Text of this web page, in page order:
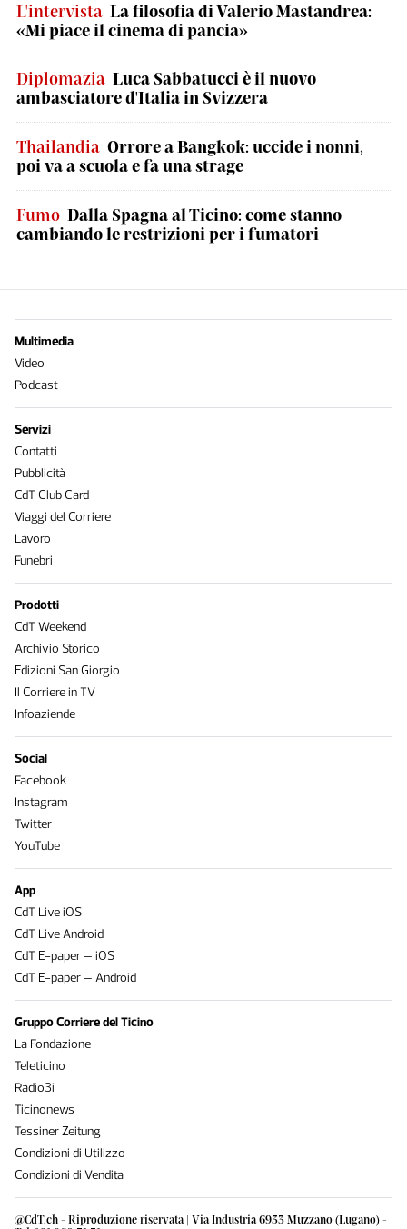
L'intervista La filosofia di Valerio Mastandrea:
«Mi piace il cinema di pancia»
Diplomazia Luca Sabbatucci è il nuovo
ambasciatore d'Italia in Svizzera
Thailandia Orrore a Bangkok: uccide i nonni,
poi va a scuola e fa una strage
Fumo Dalla Spagna al Ticino: come stanno
cambiando le restrizioni per i fumatori
@CdT.ch - Riproduzione riservata | Via Industria 6933 Muzzano (Lugano) -
Multimedia
Video
Podcast
Servizi
Contatti
Pubblicità
CdT Club Card
Viaggi del Corriere
Lavoro
Funebri
Prodotti
CdT Weekend
Archivio Storico
Edizioni San Giorgio
Il Corriere in TV
Infoaziende
Social
Facebook
Instagram
Twitter
YouTube
App
CdT Live iOS
CdT Live Android
CdT E-paper – iOS
CdT E-paper – Android
Gruppo Corriere del Ticino
La Fondazione
Teleticino
Radio3i
Ticinonews
Tessiner Zeitung
Condizioni di Utilizzo
Condizioni di Vendita